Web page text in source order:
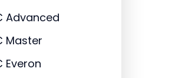
Advanced
Master
Everon